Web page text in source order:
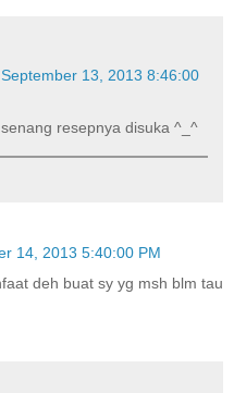
13, 2013 8:46:00
resepnya disuka ^_^
14, 2013 5:40:00 PM
deh buat sy yg msh blm tau